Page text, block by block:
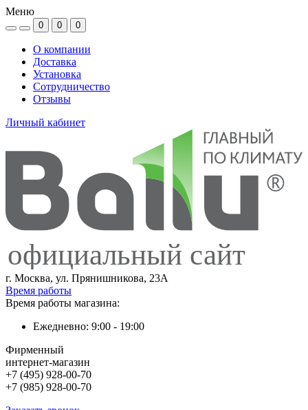
Меню
0 0 0
О компании
Доставка
Установка
Сотрудничество
Отзывы
Личный кабинет
официальный сайт
г. Москва, ул. Прянишникова, 23А
Время работы
Время работы магазина:
Ежедневно: 9:00 - 19:00
Фирменный
интернет-магазин
+7 (495) 928-00-70
+7 (985) 928-00-70